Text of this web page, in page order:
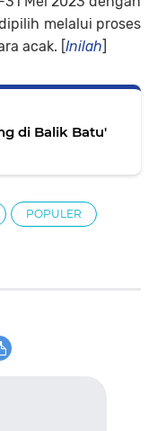
melalui proses
acak. [ Inilah
di Balik Batu'
POPULER